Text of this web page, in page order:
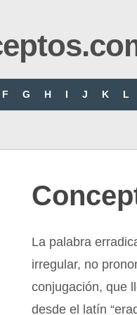
F G H I J K L
La palabra
irregular, no
conjugación, que
desde el latín